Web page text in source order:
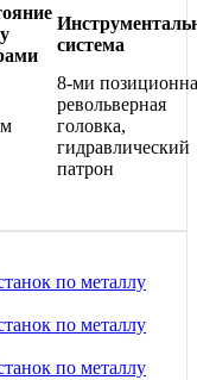
система
8-ми
револьверная
головка,
гидравлический
патрон